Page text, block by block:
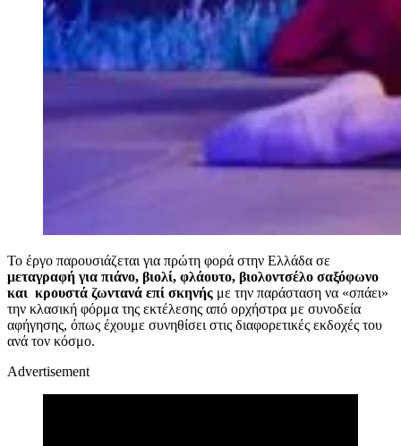
Το έργο παρουσιάζεται για πρώτη φορά στην Ελλάδα σε
μεταγραφή για πιάνο, βιολί, φλάουτο, βιολοντσέλο σαξόφωνο
και κρουστά ζωντανά επί σκηνής με την παράσταση να «σπάει»
την κλασική φόρμα της εκτέλεσης από ορχήστρα με συνοδεία
αφήγησης, όπως έχουμε συνηθίσει στις διαφορετικές εκδοχές του
ανά τον κόσμο.
Advertisement